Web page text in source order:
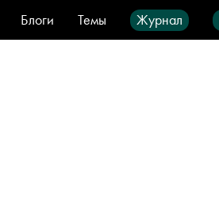
Блоги Темы Журнал
Стиль
Видео Город